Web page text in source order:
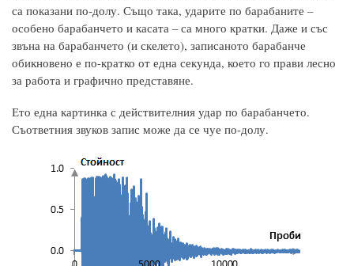
са показани по-долу. Също така, ударите по барабаните –
особено барабанчето и касата – са много кратки. Даже и със
звъна на барабанчето (и скелето), записаното барабанче
обикновено е по-кратко от една секунда, което го прави лесно
за работа и графично представяне.
Ето една картинка с действителния удар по барабанчето.
Съответния звуков запис може да се чуе по-долу.